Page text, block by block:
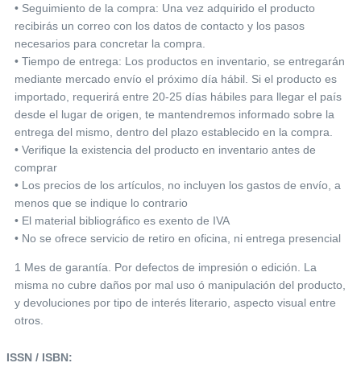
• Seguimiento de la compra: Una vez adquirido el producto
recibirás un correo con los datos de contacto y los pasos
necesarios para concretar la compra.
• Tiempo de entrega: Los productos en inventario, se entregarán
mediante mercado envío el próximo día hábil. Si el producto es
importado, requerirá entre 20-25 días hábiles para llegar el país
desde el lugar de origen, te mantendremos informado sobre la
entrega del mismo, dentro del plazo establecido en la compra.
• Verifique la existencia del producto en inventario antes de
comprar
• Los precios de los artículos, no incluyen los gastos de envío, a
menos que se indique lo contrario
• El material bibliográfico es exento de IVA
• No se ofrece servicio de retiro en oficina, ni entrega presencial
1 Mes de garantía. Por defectos de impresión o edición. La
misma no cubre daños por mal uso ó manipulación del producto,
y devoluciones por tipo de interés literario, aspecto visual entre
otros.
ISSN / ISBN: